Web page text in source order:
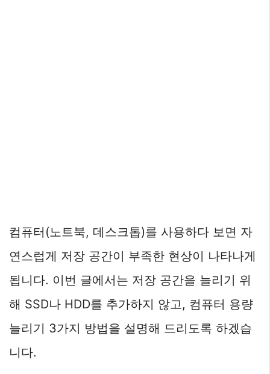
컴퓨터(노트북, 데스크톱)를 사용하다 보면 자
연스럽게 저장 공간이 부족한 현상이 나타나게
됩니다. 이번 글에서는 저장 공간을 늘리기 위
해 SSD나 HDD를 추가하지 않고, 컴퓨터 용량
늘리기 3가지 방법을 설명해 드리도록 하겠습
니다.